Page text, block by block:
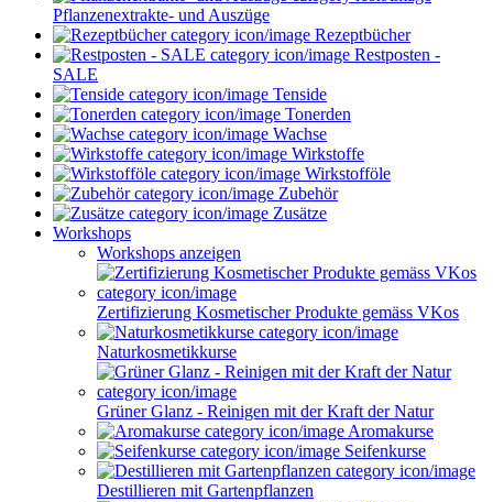
Pflanzenextrakte- und Auszüge
Rezeptbücher
Restposten -
SALE
Tenside
Tonerden
Wachse
Wirkstoffe
Wirkstofföle
Zubehör
Zusätze
Workshops
Workshops anzeigen
Zertifizierung Kosmetischer Produkte gemäss VKos
Naturkosmetikkurse
Grüner Glanz - Reinigen mit der Kraft der Natur
Aromakurse
Seifenkurse
Destillieren mit Gartenpflanzen